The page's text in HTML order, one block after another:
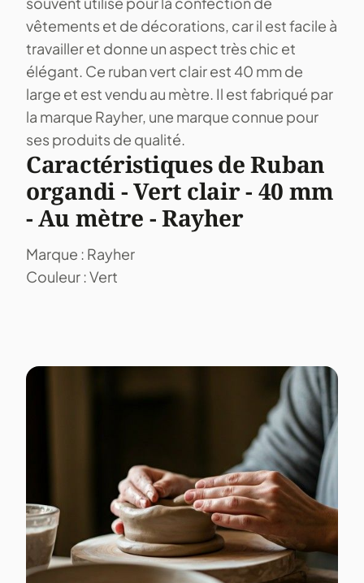
vêtements et de décorations, car il est facile à
travailler et donne un aspect très chic et
élégant. Ce ruban vert clair est 40 mm de
large et est vendu au mètre. Il est fabriqué par
la marque Rayher, une marque connue pour
ses produits de qualité.
Caractéristiques de Ruban
organdi - Vert clair - 40 mm
- Au mètre - Rayher
Marque : Rayher
Couleur : Vert